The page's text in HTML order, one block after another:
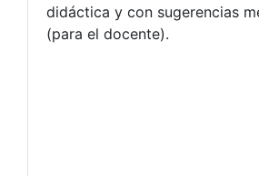
didáctica y con sugerencias
(para el docente).